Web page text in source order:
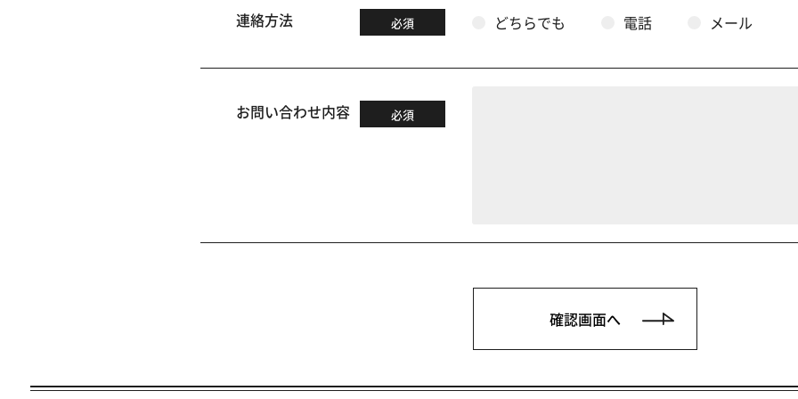
連絡方法 必須 どちらでも 電話 メール
お問い合わせ内容 必須